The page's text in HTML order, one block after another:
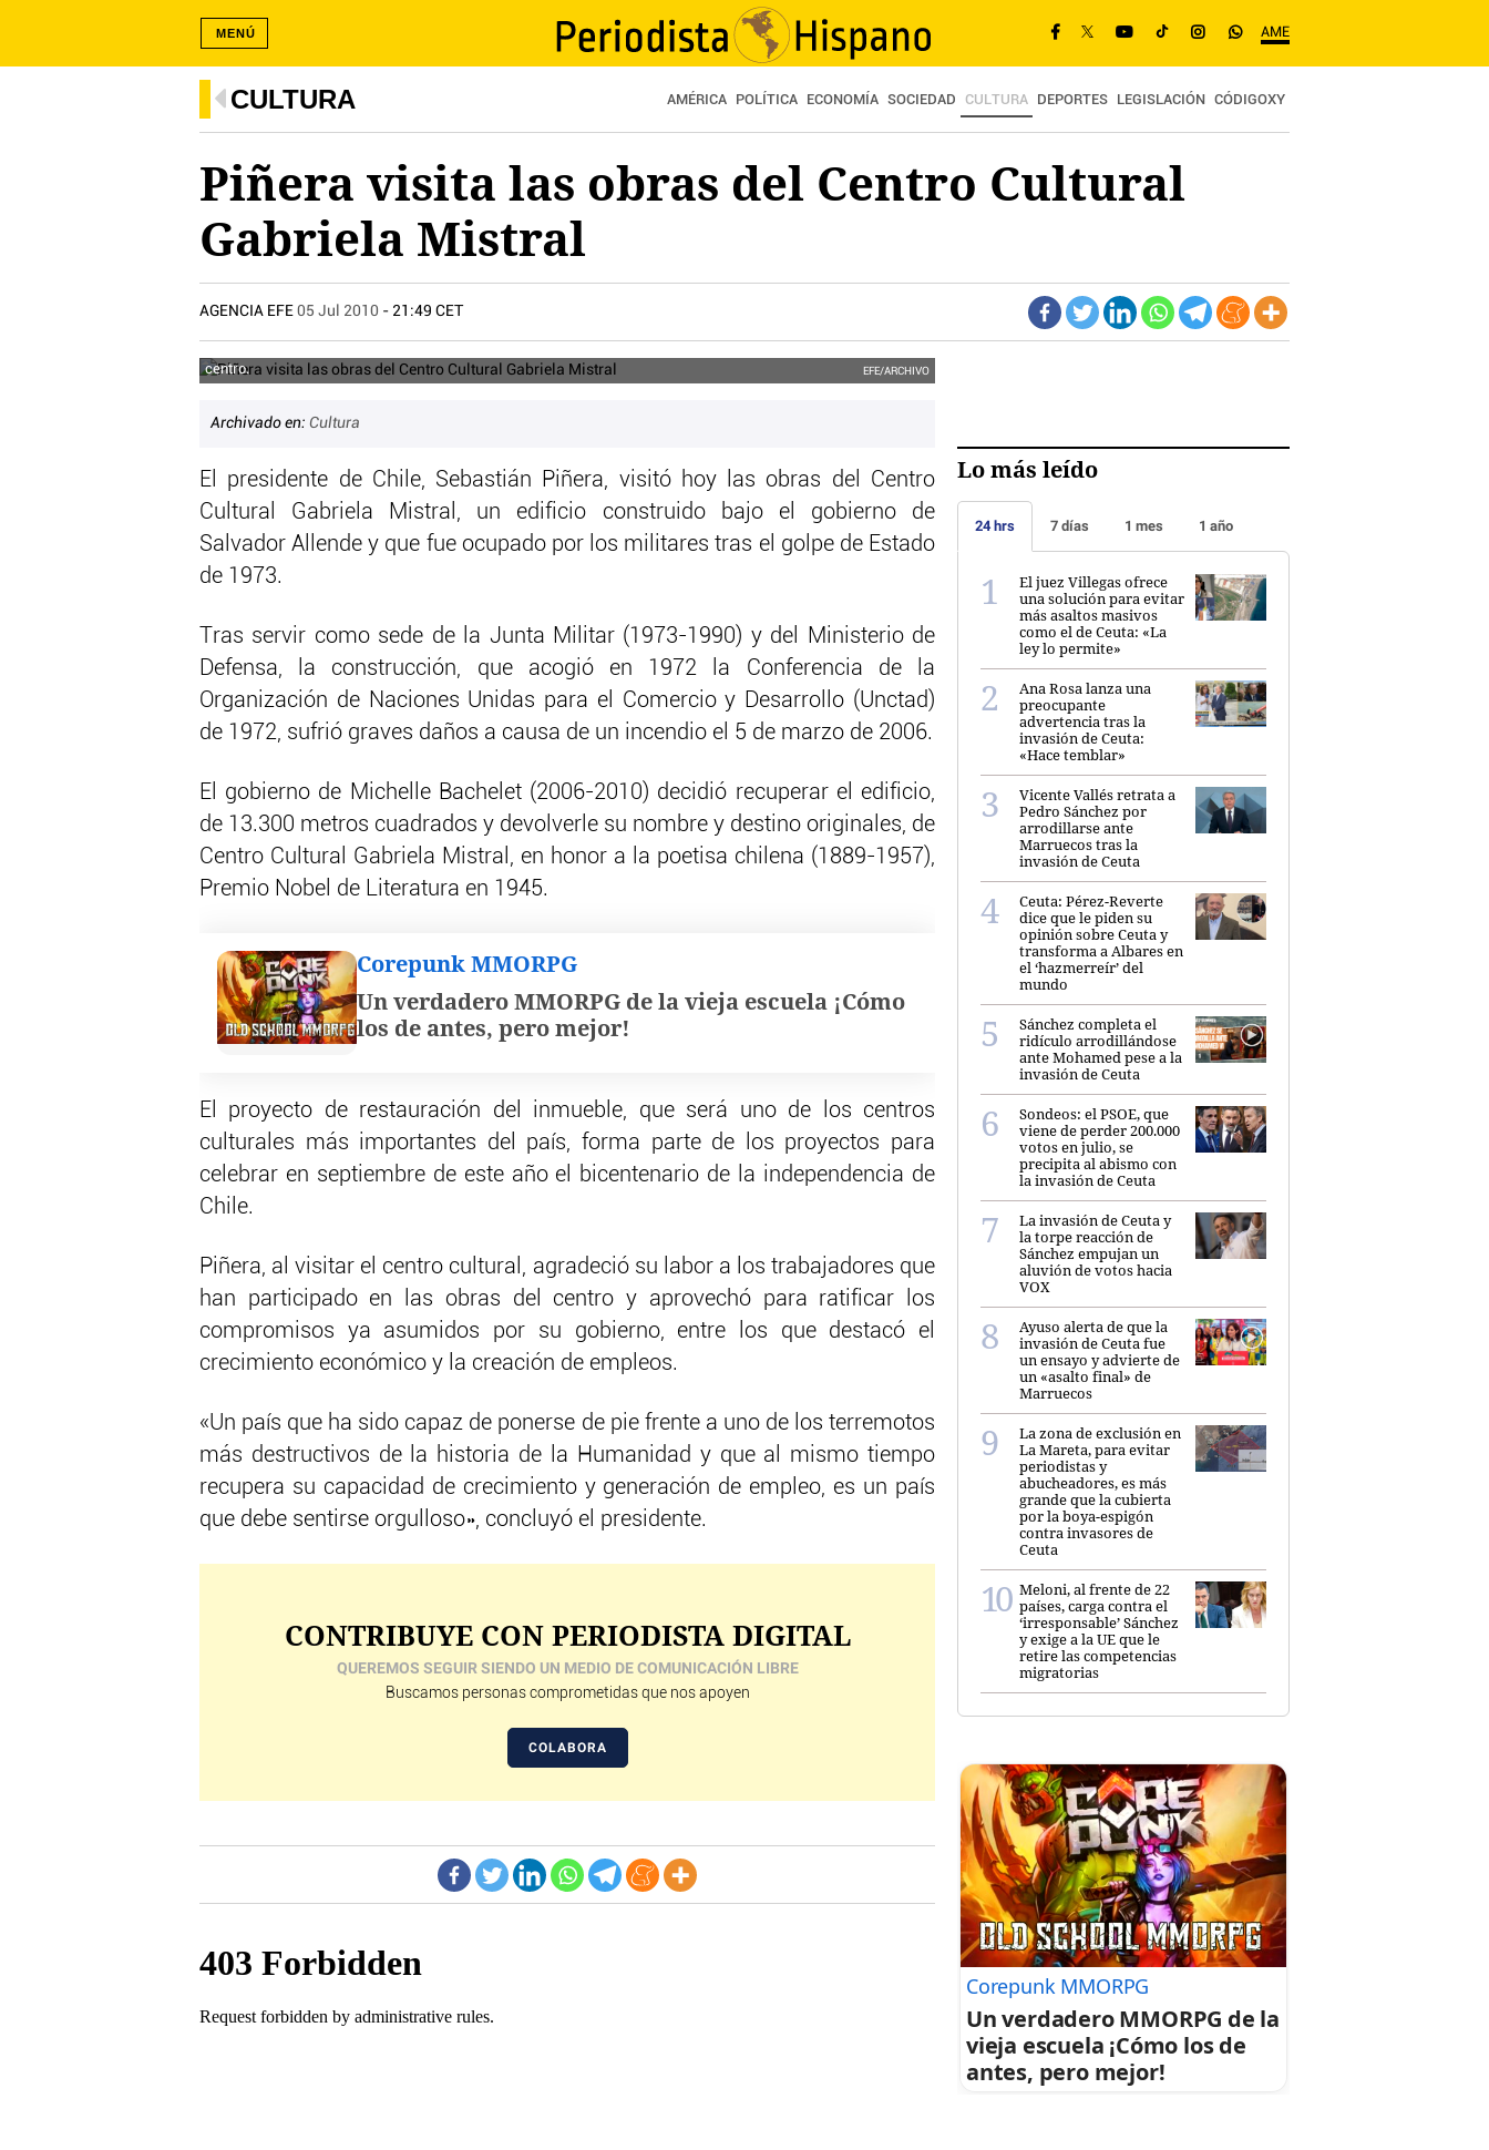
AME
MENÚ
CULTURA AMÉRICA POLÍTICA ECONOMÍA SOCIEDAD CULTURA DEPORTES LEGISLACIÓN CÓDIGOXY
Piñera visita las obras del Centro Cultural
Gabriela Mistral
AGENCIA EFE 05 Jul 2010 - 21:49 CET
centro.
EFE/ARCHIVO
Archivado en: Cultura
El presidente de Chile, Sebastián Piñera, visitó hoy las obras del Centro
Cultural Gabriela Mistral, un edificio construido bajo el gobierno de
Salvador Allende y que fue ocupado por los militares tras el golpe de Estado
de 1973.
Tras servir como sede de la Junta Militar (1973-1990) y del Ministerio de
Defensa, la construcción, que acogió en 1972 la Conferencia de la
Organización de Naciones Unidas para el Comercio y Desarrollo (Unctad)
de 1972, sufrió graves daños a causa de un incendio el 5 de marzo de 2006.
El gobierno de Michelle Bachelet (2006-2010) decidió recuperar el edificio,
de 13.300 metros cuadrados y devolverle su nombre y destino originales, de
Centro Cultural Gabriela Mistral, en honor a la poetisa chilena (1889-1957),
Premio Nobel de Literatura en 1945.
Corepunk MMORPG
Un verdadero MMORPG de la vieja escuela ¡Cómo
los de antes, pero mejor!
El proyecto de restauración del inmueble, que será uno de los centros
culturales más importantes del país, forma parte de los proyectos para
celebrar en septiembre de este año el bicentenario de la independencia de
Chile.
Piñera, al visitar el centro cultural, agradeció su labor a los trabajadores que
han participado en las obras del centro y aprovechó para ratificar los
compromisos ya asumidos por su gobierno, entre los que destacó el
crecimiento económico y la creación de empleos.
«Un país que ha sido capaz de ponerse de pie frente a uno de los terremotos
más destructivos de la historia de la Humanidad y que al mismo tiempo
recupera su capacidad de crecimiento y generación de empleo, es un país
que debe sentirse orgulloso», concluyó el presidente.
CONTRIBUYE CON PERIODISTA DIGITAL
QUEREMOS SEGUIR SIENDO UN MEDIO DE COMUNICACIÓN LIBRE
Buscamos personas comprometidas que nos apoyen
COLABORA
Lo más leído
24 hrs 7 días 1 mes 1 año
El juez Villegas ofrece
una solución para evitar
más asaltos masivos
como el de Ceuta: «La
ley lo permite»
Ana Rosa lanza una
preocupante
advertencia tras la
invasión de Ceuta:
«Hace temblar»
Vicente Vallés retrata a
Pedro Sánchez por
arrodillarse ante
Marruecos tras la
invasión de Ceuta
Ceuta: Pérez-Reverte
dice que le piden su
opinión sobre Ceuta y
transforma a Albares en
el ‘hazmerreír’ del
mundo
Sánchez completa el
ridículo arrodillándose
ante Mohamed pese a la
invasión de Ceuta
Sondeos: el PSOE, que
viene de perder 200.000
votos en julio, se
precipita al abismo con
la invasión de Ceuta
La invasión de Ceuta y
la torpe reacción de
Sánchez empujan un
aluvión de votos hacia
VOX
Ayuso alerta de que la
invasión de Ceuta fue
un ensayo y advierte de
un «asalto final» de
Marruecos
La zona de exclusión en
La Mareta, para evitar
periodistas y
abucheadores, es más
grande que la cubierta
por la boya-espigón
contra invasores de
Ceuta
Meloni, al frente de 22
países, carga contra el
‘irresponsable’ Sánchez
y exige a la UE que le
retire las competencias
migratorias
Corepunk MMORPG
Un verdadero MMORPG de la
vieja escuela ¡Cómo los de
antes, pero mejor!